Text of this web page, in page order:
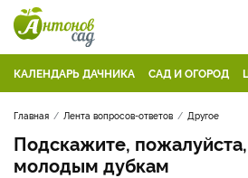
КАЛЕНДАРЬ ДАЧНИКА САД И ОГОРОД
Главная Лента вопросов-ответов Другое
Подскажите,
молодым дубкам